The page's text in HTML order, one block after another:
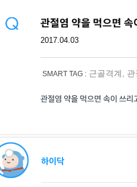
관절염 약을 먹으면
2017.04.03
SMART TAG : 근골격계 관
관절염 약을 먹으면 속이 쓰리
하이닥